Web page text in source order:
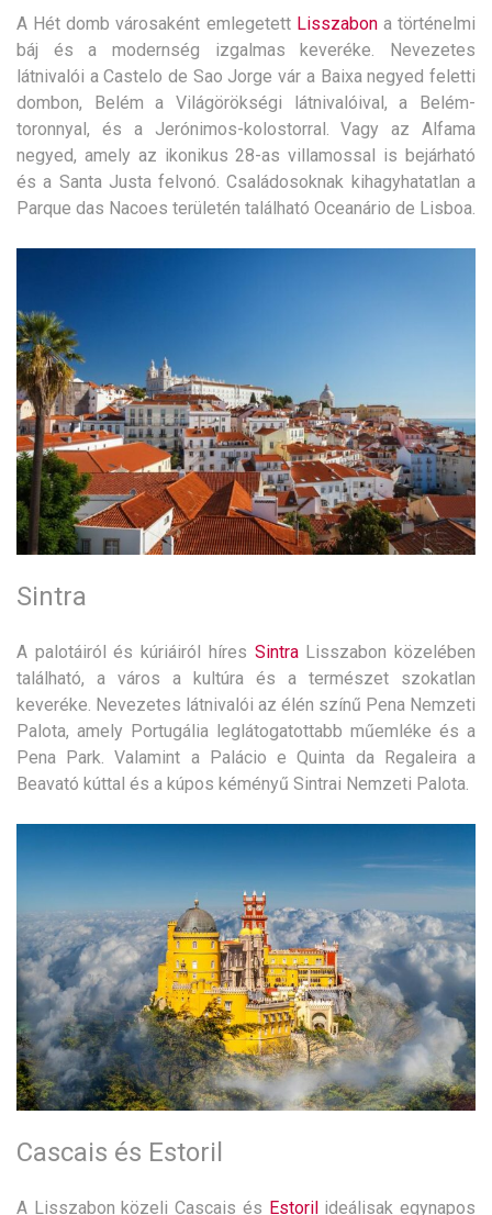
A Hét domb városaként emlegetett Lisszabona történelmi
báj és a modernség izgalmas keveréke. Nevezetes
látnivalói a Castelo de Sao Jorge vár a Baixa negyed feletti
dombon, Belém a Világörökségi látnivalóival, a Belém-
toronnyal, és a Jerónimos-kolostorral. Vagy az Alfama
negyed, amely az ikonikus 28-as villamossal is bejárható
és a Santa Justa felvonó. Családosoknak kihagyhatatlan a
Parque das Nacoes területén található Oceanário de Lisboa.
Sintra
A palotáiról és kúriáiról híres SintraLisszabon közelében
található, a város a kultúra és a természet szokatlan
keveréke. Nevezetes látnivalói az élén színű Pena Nemzeti
Palota, amely Portugália leglátogatottabb műemléke és a
Pena Park. Valamint a Palácio e Quinta da Regaleira a
Beavató kúttal és a kúpos kéményű Sintrai Nemzeti Palota.
Cascais és Estoril
A Lisszabon közeli Cascais és Estorilideálisak egynapos